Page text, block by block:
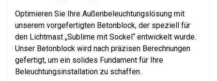
Optimieren Sie Ihre Außenbeleuchtungslösung mit
unserem vorgefertigten Betonblock, der speziell für
den Lichtmast „Sublime mit Sockel“ entwickelt wurde.
Unser Betonblock wird nach präzisen Berechnungen
gefertigt, um ein solides Fundament für Ihre
Beleuchtungsinstallation zu schaffen.